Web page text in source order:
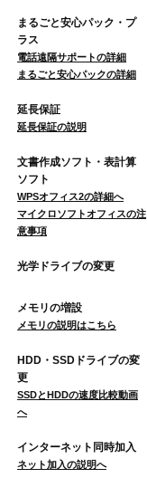
まるごと安心パック・プ
ラス
電話遠隔サポートの詳細
まるごと安心パックの詳細
延長保証
延長保証の説明
文書作成ソフト・表計算
ソフト
WPSオフィス2の詳細へ
マイクロソフトオフィスの注
意事項
光学ドライブの変更
メモリの増設
メモリの説明はこちら
HDD・SSDドライブの変
更
SSDとHDDの速度比較動画
へ
インターネット同時加入
ネット加入の説明へ